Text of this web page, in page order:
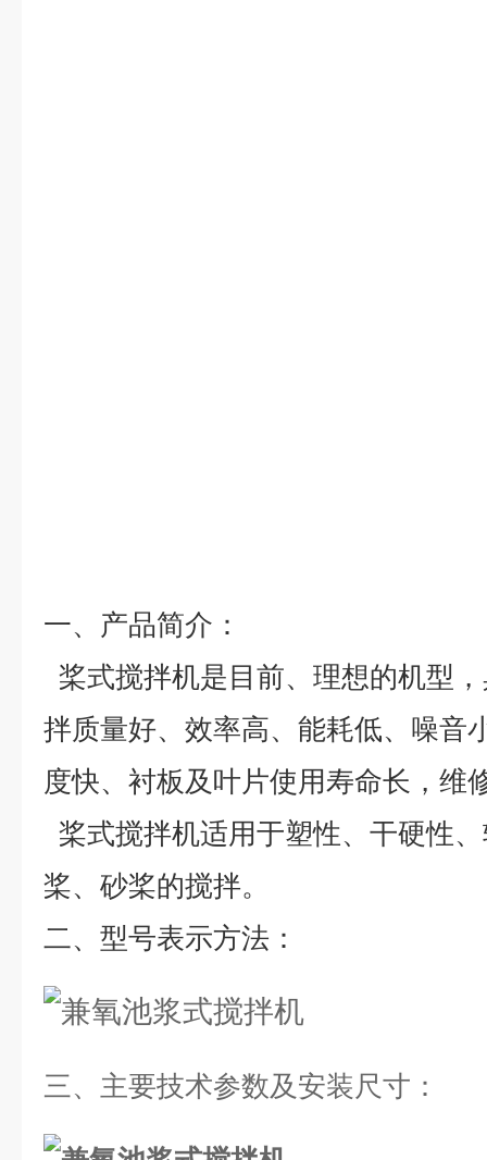
一、 产品简介：
桨式搅拌机是目前、理想的机型
拌质量好、效率高、能耗低、噪音
度快、衬板及叶片使用寿命长，维
桨式搅拌机适用于塑性、干硬性
桨、砂桨的搅拌。
二、 型号表示方法 ：
三、 主要技术参数及安装尺寸 ：